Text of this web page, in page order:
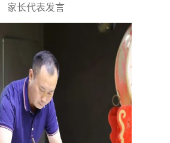
家长代表发言